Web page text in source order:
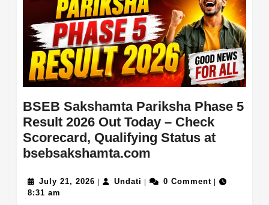
BSEB Sakshamta Pariksha Phase 5
Result 2026 Out Today – Check
Scorecard, Qualifying Status at
bsebsakshamta.com
Pariksha
July 21, 2026 July
| Undati Undati
| 0 Comment |
8:31 am